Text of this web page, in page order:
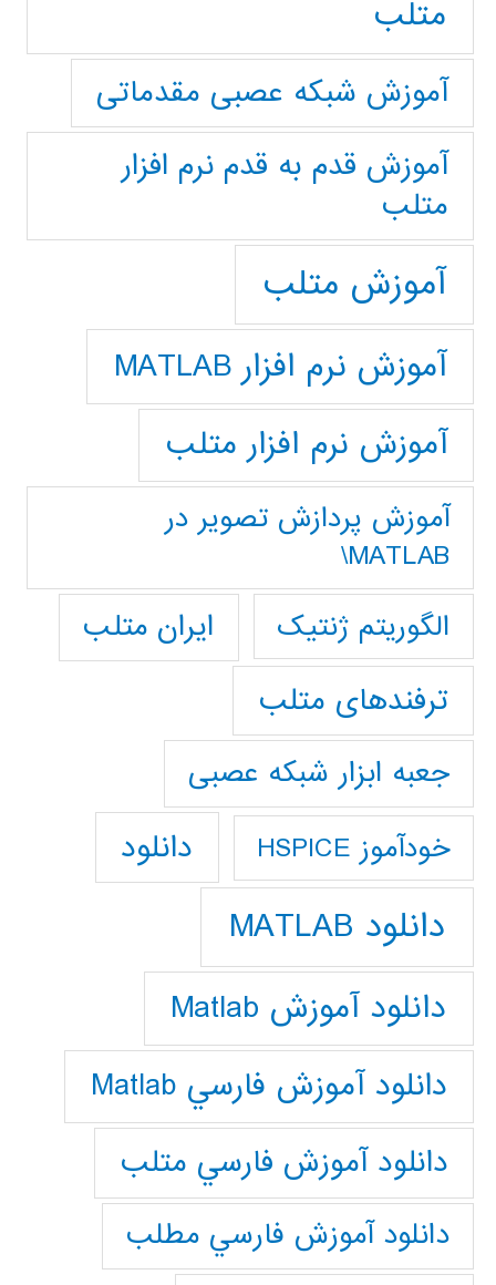
متلب
آموزش شبکه عصبی مقدماتی
آموزش قدم به قدم نرم افزار
متلب
آموزش متلب
آموزش نرم افزار MATLAB
آموزش نرم افزار متلب
آموزش پردازش تصوير در
MATLAB\
الگوریتم ژنتیک
ایران متلب
ترفندهای متلب
جعبه ابزار شبکه عصبی
خودآموز HSPICE دانلود
دانلود MATLAB
دانلود آموزش Matlab
دانلود آموزش فارسي Matlab
دانلود آموزش فارسي متلب
دانلود آموزش فارسي مطلب